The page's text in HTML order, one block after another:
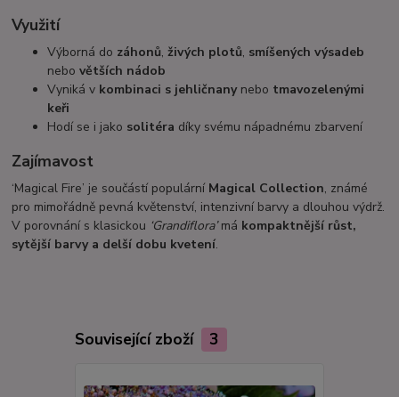
Využití
Výborná do záhonů,živých plotů, smíšených výsadeb
nebovětších nádob
Vyniká v kombinaci s jehličnanynebo tmavozelenými
keři
Hodí se i jako solitéra díky svému nápadnému zbarvení
Zajímavost
‘Magical Fire’ je součástí populární Magical Collection, známé
pro mimořádně pevná květenství, intenzivní barvy a dlouhou výdrž.
V porovnání s klasickou ‘Grandiflora’má kompaktnější růst,
sytější barvy a delší dobu kvetení.
Související zboží 3